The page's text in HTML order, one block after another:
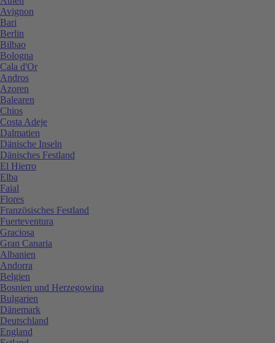
Avignon
Bari
Berlin
Bilbao
Bologna
Cala d'Or
Andros
Azoren
Balearen
Chios
Costa Adeje
Dalmatien
Dänische Inseln
Dänisches Festland
El Hierro
Elba
Faial
Flores
Französisches Festland
Fuerteventura
Graciosa
Gran Canaria
Albanien
Andorra
Belgien
Bosnien und Herzegowina
Bulgarien
Dänemark
Deutschland
England